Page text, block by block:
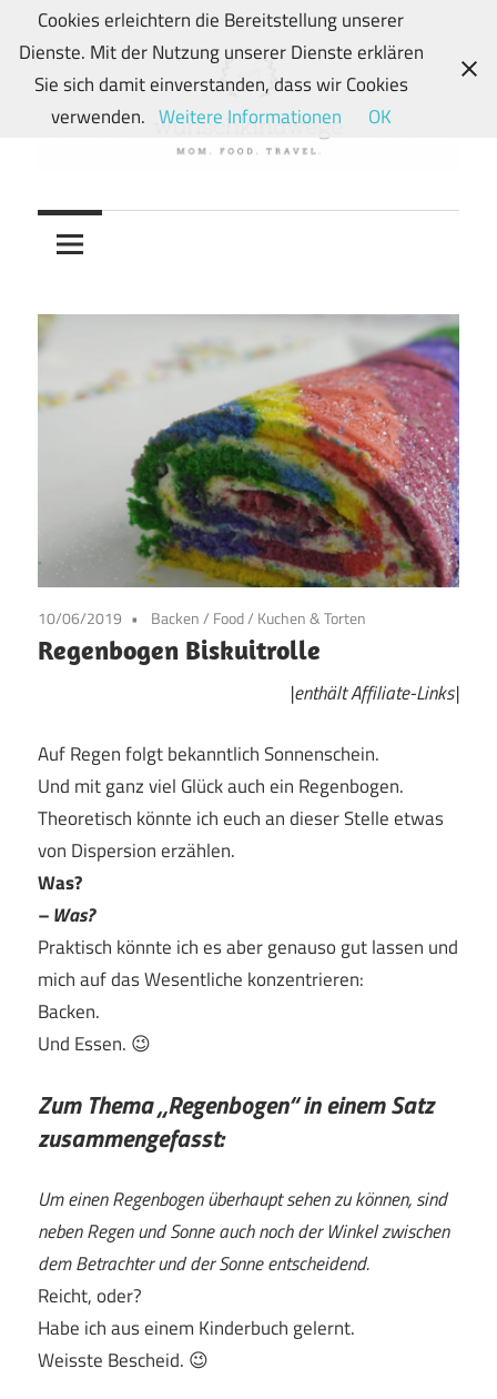
Zum
Inhalt
springen
wunschkindwege
Wunschkindern
und
Wegen:
Mein
Familien-,
Food-
10/06/2019 Backen/ Food/ Kuchen & Torten
Regenbogen Biskuitrolle
|enthält Affiliate-Links|
Auf Regen folgt bekanntlich Sonnenschein.
Und mit ganz viel Glück auch ein Regenbogen.
Theoretisch könnte ich euch an dieser Stelle etwas
von Dispersionerzählen.
Was?
– Was?
Praktisch könnte ich es aber genauso gut lassen und
mich auf das Wesentliche konzentrieren:
Backen.
Und Essen. 😉
Zum Thema „Regenbogen“ in einem Satz
zusammengefasst:
Um einen Regenbogen überhaupt sehen zu können, sind
neben Regen und Sonne auch noch der Winkel zwischen
dem Betrachter und der Sonne entscheidend.
Reicht, oder?
Habe ich aus einem Kinderbuch gelernt.
Weisste Bescheid. 😉
Cookies erleichtern die Bereitstellung unserer
Dienste. Mit der Nutzung unserer Dienste erklären
Sie sich damit einverstanden, dass wir Cookies
verwenden. Weitere Informationen OK